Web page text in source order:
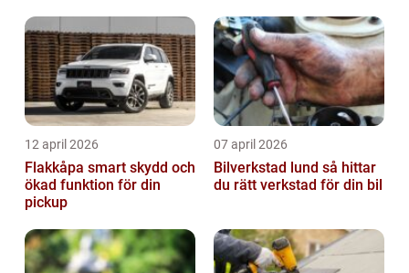
12 april 2026
Flakkåpa smart skydd och
ökad funktion för din
pickup
07 april 2026
Bilverkstad lund så hittar
du rätt verkstad för din bil